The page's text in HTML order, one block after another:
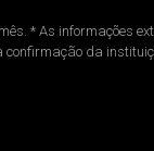
* As informações
da